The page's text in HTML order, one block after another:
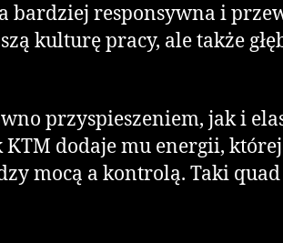
bardziej responsywna i
kulturę pracy, ale także
przyspieszeniem, jak i
dodaje mu energii,
mocą a kontrolą. Taki